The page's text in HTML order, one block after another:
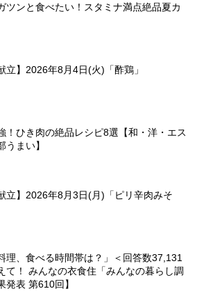
ツンと食べたい！スタミナ満点絶品夏カ
立】2026年8月4日(火)「酢鶏」
！ひき肉の絶品レシピ8選【和・洋・エス
うまい】
立】2026年8月3日(月)「ピリ辛肉みそ
理、食べる時間帯は？」＜回答数37,131
て！ みんなの衣食住「みんなの暮らし調
発表 第610回】